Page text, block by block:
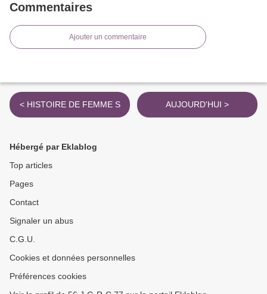
Commentaires
Ajouter un commentaire
< HISTOIRE DE FEMME S AUJOURD'HUI >
Hébergé par Eklablog
Top articles
Pages
Contact
Signaler un abus
C.G.U.
Cookies et données personnelles
Préférences cookies